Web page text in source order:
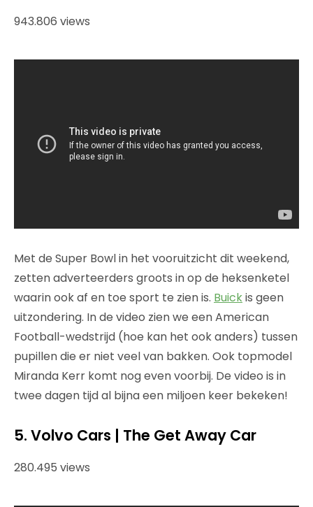
943.806 views
Met de Super Bowl in het vooruitzicht dit weekend,
zetten adverteerders groots in op de heksenketel
waarin ook af en toe sport te zien is. Buickis geen
uitzondering. In de video zien we een American
Football-wedstrijd (hoe kan het ook anders) tussen
pupillen die er niet veel van bakken. Ook topmodel
Miranda Kerr komt nog even voorbij. De video is in
twee dagen tijd al bijna een miljoen keer bekeken!
5. Volvo Cars | The Get Away Car
280.495 views